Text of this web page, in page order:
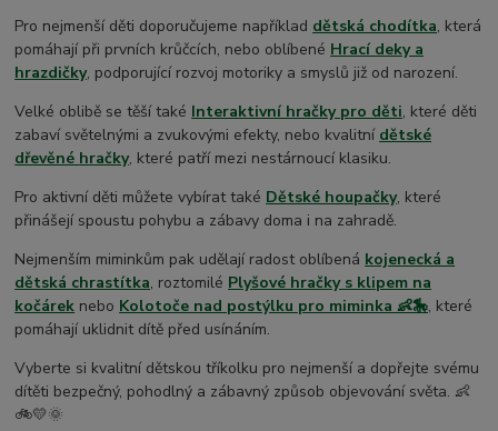
Pro nejmenší děti doporučujeme například dětská chodítka, která
pomáhají při prvních krůčcích, nebo oblíbené Hrací deky a
hrazdičky, podporující rozvoj motoriky a smyslů již od narození.
Velké oblibě se těší také Interaktivní hračky pro děti, které děti
zabaví světelnými a zvukovými efekty, nebo kvalitní dětské
dřevěné hračky, které patří mezi nestárnoucí klasiku.
Pro aktivní děti můžete vybírat také Dětské houpačky, které
přinášejí spoustu pohybu a zábavy doma i na zahradě.
Nejmenším miminkům pak udělají radost oblíbená kojenecká a
dětská chrastítka, roztomilé Plyšové hračky s klipem na
kočárek nebo Kolotoče nad postýlku pro miminka 👶🎠, které
pomáhají uklidnit dítě před usínáním.
Vyberte si kvalitní dětskou tříkolku pro nejmenší a dopřejte svému
dítěti bezpečný, pohodlný a zábavný způsob objevování světa. 👶
🚲💛🌞